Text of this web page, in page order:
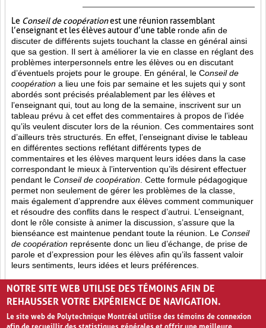
Le Conseil de coopérationest une réunion rassemblant
l’enseignant et les élèves autour d’une table ronde afin de
discuter de différents sujets touchant la classe en général ainsi
que sa gestion. Il sert à améliorer la vie en classe en réglant des
problèmes interpersonnels entre les élèves ou en discutant
d’éventuels projets pour le groupe. En général, le Conseil de
coopération a lieu une fois par semaine et les sujets qui y sont
abordés sont précisés préalablement par les élèves et
l’enseignant qui, tout au long de la semaine, inscrivent sur un
tableau prévu à cet effet des commentaires à propos de l’idée
qu’ils veulent discuter lors de la réunion. Ces commentaires sont
d’ailleurs très structurés. En effet, l’enseignant divise le tableau
en différentes sections reflétant différents types de
commentaires et les élèves marquent leurs idées dans la case
correspondant le mieux à l’intervention qu’ils désirent effectuer
pendant le Conseil de coopération . Cette formule pédagogique
permet non seulement de gérer les problèmes de la classe,
mais également d’apprendre aux élèves comment communiquer
et résoudre des conflits dans le respect d’autrui. L’enseignant,
dont le rôle consiste à animer la discussion, s’assure que la
bienséance est maintenue pendant toute la réunion. Le Conseil
de coopération représente donc un lieu d’échange, de prise de
parole et d’expression pour les élèves afin qu’ils fassent valoir
leurs sentiments, leurs idées et leurs préférences.
Opinion (8) Partage (13) Rétroaction (4)
NOTRE SITE WEB UTILISE DES TÉMOINS AFIN DE
REHAUSSER VOTRE EXPÉRIENCE DE NAVIGATION.
Le site web de Polytechnique Montréal utilise des témoins de connexion